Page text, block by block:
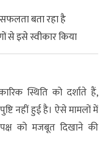
बता रहा है
से इसे स्वीकार किया
स्थिति को दर्शाते हैं,
नहीं हुई है। ऐसे मामलों में
को मजबूत दिखाने की